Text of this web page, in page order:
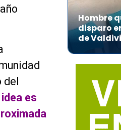
idea es
Hombre
disparo
de